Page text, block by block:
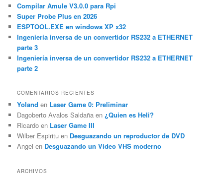
r
Compilar Amule V3.0.0 para Rpi
Super Probe Plus en 2026
ESPTOOL.EXE en windows XP x32
Ingeniería inversa de un convertidor RS232 a ETHERNET
parte 3
Ingeniería inversa de un convertidor RS232 a ETHERNET
parte 2
COMENTARIOS RECIENTES
Yoland en Laser Game 0: Preliminar
Dagoberto Avalos Saldaña en¿Quien es Heli?
Ricardo en Laser Game III
Wilber Espiritu en Desguazando un reproductor de DVD
Angel en Desguazando un Video VHS moderno
ARCHIVOS